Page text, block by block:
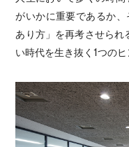
がいかに重要であるか
あり方」を再考させら
い時代を生き抜く1つの